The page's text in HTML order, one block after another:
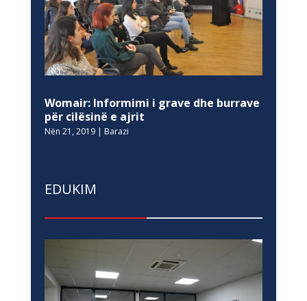
Womair: Informimi i grave dhe burrave
për cilësinë e ajrit
Nën 21, 2019| Barazi
EDUKIM